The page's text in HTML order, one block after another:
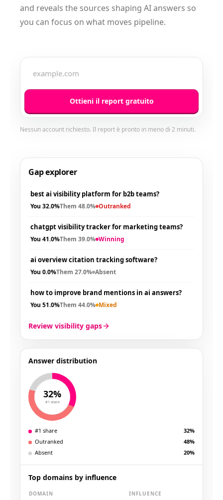
and reveals the sources shaping AI answers so
you can focus on what moves pipeline.
Ottieni il report gratuito
Nessun account richiesto. Il report è pronto in meno di 2 minuti.
Gap explorer
best ai visibility platform for b2b teams?
You 32.0%Them 48.0% Outranked
chatgpt visibility tracker for marketing teams?
You 41.0%Them 39.0% Winning
ai overview citation tracking software?
You 0.0%Them 27.0% Absent
how to improve brand mentions in ai answers?
You 51.0%Them 44.0% Mixed
Review visibility gaps
Answer distribution
32%
#1 share
#1 share
32%
Outranked
48%
Absent
20%
Top domains by influence
DOMAIN INFLUENCE